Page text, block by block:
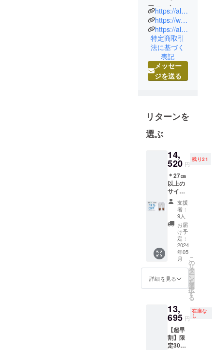
ファッショ
ンを提供し
てまいりま
す。 ON A
MISSION TO
MAKE
OTHER
PEOPLE AS
SUSTAINAB
LE AND
COMFORTA
FASHION AS
WE ARE.
https://allest.tokyo/
https://www.instagram.com/allest_sustainable/
https://allest.tokyo/collections/lounge_nomad
特定商取引
法に基づく
表記
メッセー
ジを送る
リターンを
選ぶ
14,
520 円
残り21
＊27㎝
以上の
サイズ
在庫が
なくな
りサイ
ズ選択
にはあ
りませ
ん。申
し訳ご
ざいま
せん。
限定30
足：白
12％OF
F 一般
予定販
売価格
16,500
円の
支援
者：
9人
お届
け予
定：
2024
年05
月
詳細を見る
こ
の
リ
タ
ー
ン
を
選
択
す
る
13,
695 円
在庫な
し
【超早
割】限
定30